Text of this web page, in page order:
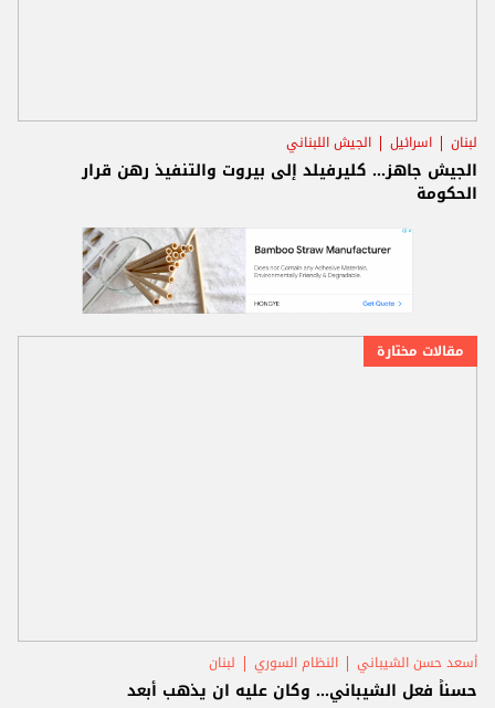
لبنان اسرائيل الجيش اللبناني
الجيش جاهز... كليرفيلد إلى بيروت والتنفيذ رهن قرار
الحكومة
مقالات مختارة
أسعد حسن الشيباني النظام السوري لبنان
حسناً فعل الشيباني... وكان عليه ان يذهب أبعد